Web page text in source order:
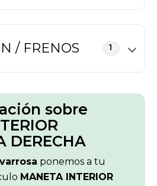
/ FRENOS 1
sobre
DERECHA
ponemos a tu
MANETA INTERIOR